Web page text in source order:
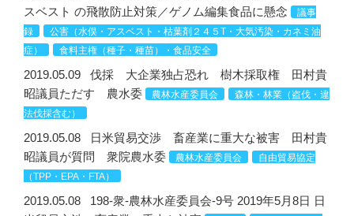
スベスト の飛散防止対策／ゲノム編集食品に懸念
議事
録
公害（水俣・アスベスト・枯葉剤２４５T・大気汚染・カネミ油
症）
食料主権（種子・種苗）・食品安全
2019.05.09
伐採 大企業独占恐れ 樹木採取権 田村貴
昭議員ただす 農水委
農林水産委員会
森林・林業（盗伐・違
法伐採含む）
2019.05.08
日米貿易交渉 畜産業に重大な被害 田村貴
昭議員が質問 衆院農水委
農林水産委員会
自由貿易協定
（TPP・EPA・FTA）
2019.05.08
198-衆-農林水産委員会-9号 2019年5月8日 日